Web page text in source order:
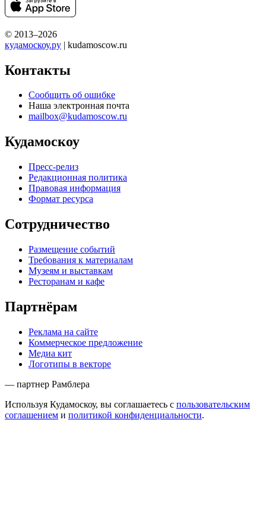
© 2013–2026
кудамоскоу.ру | kudamoscow.ru
Контакты
Сообщить об ошибке
Наша электронная почта
mailbox@kudamoscow.ru
Кудамоскоу
Пресс-релиз
Редакционная политика
Правовая информация
Формат ресурса
Сотрудничество
Размещение событий
Требования к материалам
Музеям и выставкам
Ресторанам и кафе
Партнёрам
Реклама на сайте
Коммерческое предложение
Медиа кит
Логотипы в векторе
— партнер Рамблера
Используя Кудамоскоу, вы соглашаетесь с пользовательским
соглашением и политикой конфиденциальности.